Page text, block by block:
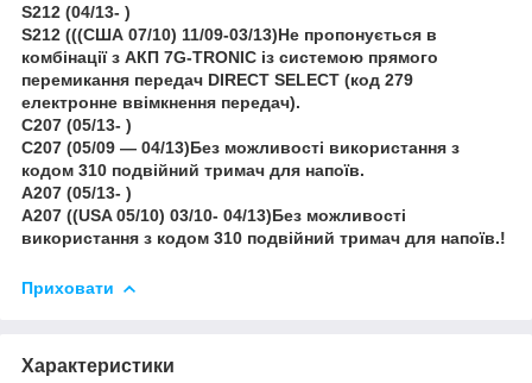
S212 (04/13- )
S212 (((США 07/10) 11/09-03/13)Не пропонується в
комбінації з АКП 7G-TRONIC із системою прямого
перемикання передач DIRECT SELECT (код 279
електронне ввімкнення передач).
C207 (05/13- )
C207 (05/09 — 04/13)Без можливості використання з
кодом 310 подвійний тримач для напоїв.
A207 (05/13- )
A207 ((USA 05/10) 03/10- 04/13)Без можливості
використання з кодом 310 подвійний тримач для напоїв.!
Приховати
Характеристики